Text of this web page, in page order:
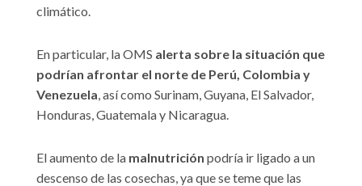
climático.
En particular, la OMS alerta sobre la situación que
podrían afrontar el norte de Perú, Colombia y
Venezuela, así como Surinam, Guyana, El Salvador,
Honduras, Guatemala y Nicaragua.
El aumento de la malnutrición podría ir ligado a un
descenso de las cosechas, ya que se teme que las